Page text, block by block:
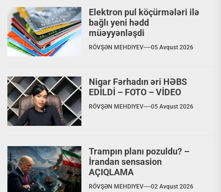
Elektron pul köçürmələri ilə
bağlı yeni hədd
müəyyənləşdi
RÖVŞƏN MEHDIYEV 05 Avqust 2026
Nigar Fərhadın əri HƏBS
EDİLDİ – FOTO – VİDEO
RÖVŞƏN MEHDIYEV 05 Avqust 2026
Trampın planı pozuldu? –
İrandan sensasion
AÇIQLAMA
RÖVŞƏN MEHDIYEV 02 Avqust 2026